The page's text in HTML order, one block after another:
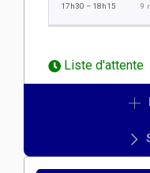
17h30 – 18h15 9
Liste d'attente